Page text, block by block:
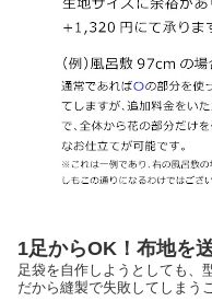
1足からOK！布地を
足袋を自作しようとしても、
だから縫製で失敗してしまう